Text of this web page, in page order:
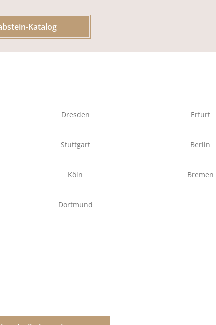
Katalog
Dresden Erfurt
Stuttgart Berlin
Köln Bremen
Dortmund